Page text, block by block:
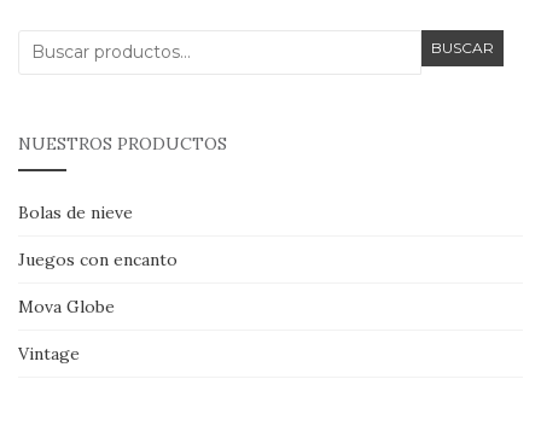
Buscar
BUSCAR
NUESTROS PRODUCTOS
Bolas de nieve
Juegos con encanto
Mova Globe
Vintage